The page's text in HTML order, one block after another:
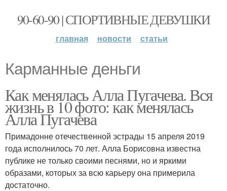
90-60-90 | СПОРТИВНЫЕ ДЕВУШКИ
главная новости статьи
Карманные деньги
Как менялась Алла Пугачева. Вся
жизнь в 10 фото: как менялась
Алла Пугачева
Примадонне отечественной эстрады 15 апреля 2019
года исполнилось 70 лет. Алла Борисовна известна
публике не только своими песнями, но и яркими
образами, которых за всю карьеру она примерила
достаточно.